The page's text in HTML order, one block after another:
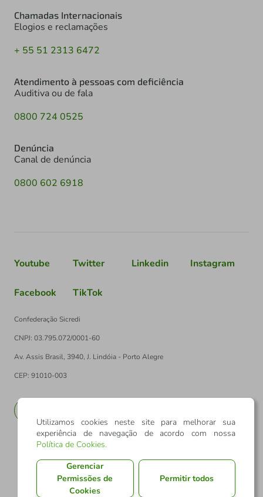
Chamadas Internacionais
Elogios e reclamações
+ 55 51 2313 6472
Atendimento à pessoas com deficiência
Auditiva ou de fala
0800 724 0525
Denúncia
Canal de denúncia
0800 602 6918
Youtube Twitter Linkedin Instagram
Facebook TikTok
Confederação Sicredi
CNPJ: 03.795.072/0001-60
Av. Assis Brasil, 3940, J. Lindóia - Porto Alegre
CEP: 91010-003
Utilizamos cookies neste site para melhorar sua
experiência de navegação de acordo com nossa
Política de Cookies.
Gerenciar
Permissões de
Cookies
Permitir todos